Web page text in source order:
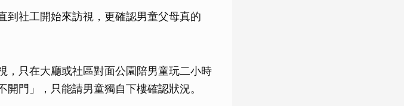
到社工開始來訪視，更確認男童父母真的
，只在大廳或社區對面公園陪男童玩二小時
門」，只能請男童獨自下樓確認狀況。